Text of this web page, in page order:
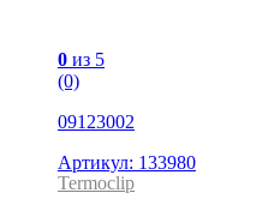
0 из 5
(0)
09123002
Артикул: 133980
Termoclip